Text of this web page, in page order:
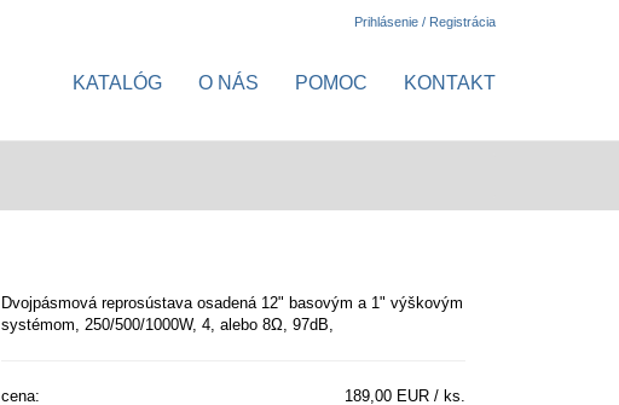
Prihlásenie / Registrácia
KATALÓG O NÁS POMOC KONTAKT
Dvojpásmová reprosústava osadená 12" basovým a 1" výškovým
systémom, 250/500/1000W, 4, alebo 8Ω, 97dB,
cena:
189,00 EUR / ks.